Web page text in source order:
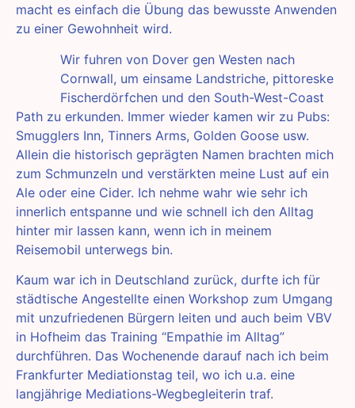
macht es einfach die Übung das bewusste Anwenden
zu einer Gewohnheit wird.
Wir fuhren von Dover gen Westen nach
Cornwall, um einsame Landstriche, pittoreske
Fischerdörfchen und den South-West-Coast
Path zu erkunden. Immer wieder kamen wir zu Pubs:
Smugglers Inn, Tinners Arms, Golden Goose usw.
Allein die historisch geprägten Namen brachten mich
zum Schmunzeln und verstärkten meine Lust auf ein
Ale oder eine Cider. Ich nehme wahr wie sehr ich
innerlich entspanne und wie schnell ich den Alltag
hinter mir lassen kann, wenn ich in meinem
Reisemobil unterwegs bin.
Kaum war ich in Deutschland zurück, durfte ich für
städtische Angestellte einen Workshop zum Umgang
mit unzufriedenen Bürgern leiten und auch beim VBV
in Hofheim das Training “Empathie im Alltag”
durchführen. Das Wochenende darauf nach ich beim
Frankfurter Mediationstag teil, wo ich u.a. eine
langjährige Mediations-Wegbegleiterin traf.